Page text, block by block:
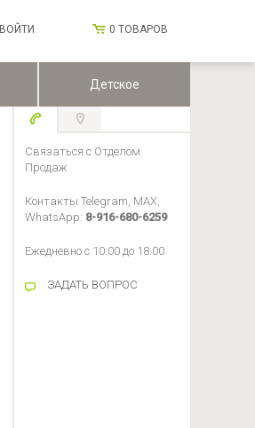
Связаться с Отделом
Продаж
Контакты Telegram, MAX,
WhatsApp: 8-916-680-6259
Ежедневно с 10:00 до 18:00
ЗАДАТЬ ВОПРОС
ВОЙТИ 0 ТОВАРОВ
Детское